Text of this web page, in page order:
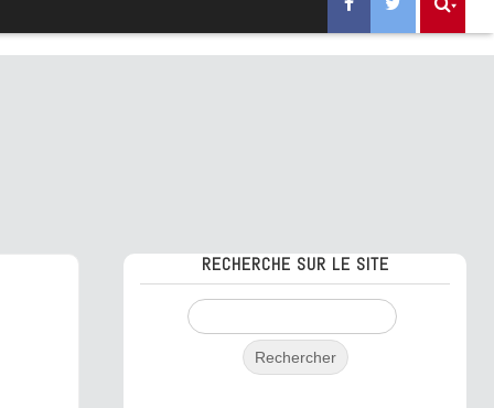
RECHERCHE SUR LE SITE